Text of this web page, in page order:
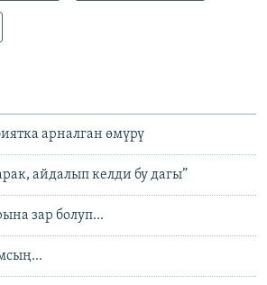
арналган өмүрү
айдалып келди бу дагы”
зар болуп...